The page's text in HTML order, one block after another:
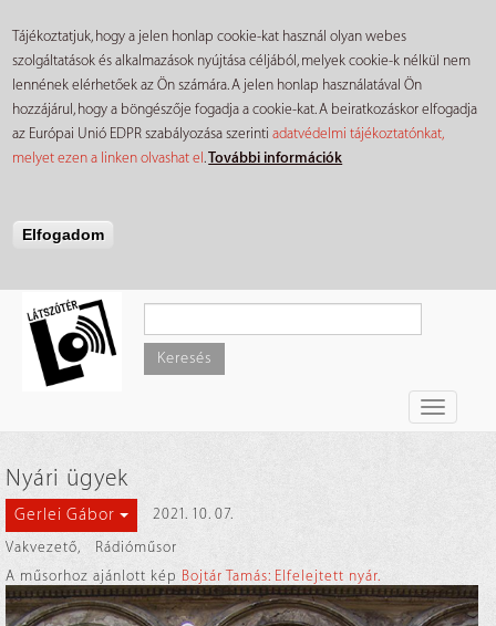
Tájékoztatjuk, hogy a jelen honlap cookie-kat használ olyan webes
szolgáltatások és alkalmazások nyújtása céljából, melyek cookie-k nélkül nem
lennének elérhetőek az Ön számára. A jelen honlap használatával Ön
hozzájárul, hogy a böngészője fogadja a cookie-kat. A beiratkozáskor elfogadja
az Európai Unió EDPR szabályozása szerintiadatvédelmi tájékoztatónkat,
melyet ezen a linken olvashat el.További információk
Elfogadom
tartalomra
Keresés
Toggle
Nyári ügyek
Gerlei Gábor
2021. 10. 07.
Vakvezető,
Rádióműsor
A műsorhoz ajánlott kép Bojtár Tamás: Elfelejtett nyár.